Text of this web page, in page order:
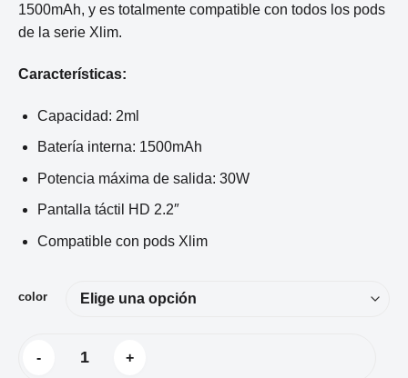
1500mAh, y es totalmente compatible con todos los pods
de la serie Xlim.
Características:
Capacidad: 2ml
Batería interna: 1500mAh
Potencia máxima de salida: 30W
Pantalla táctil HD 2.2″
Compatible con pods Xlim
color
OXVA XLIM 3 ULTRA 1500MAH cantidad